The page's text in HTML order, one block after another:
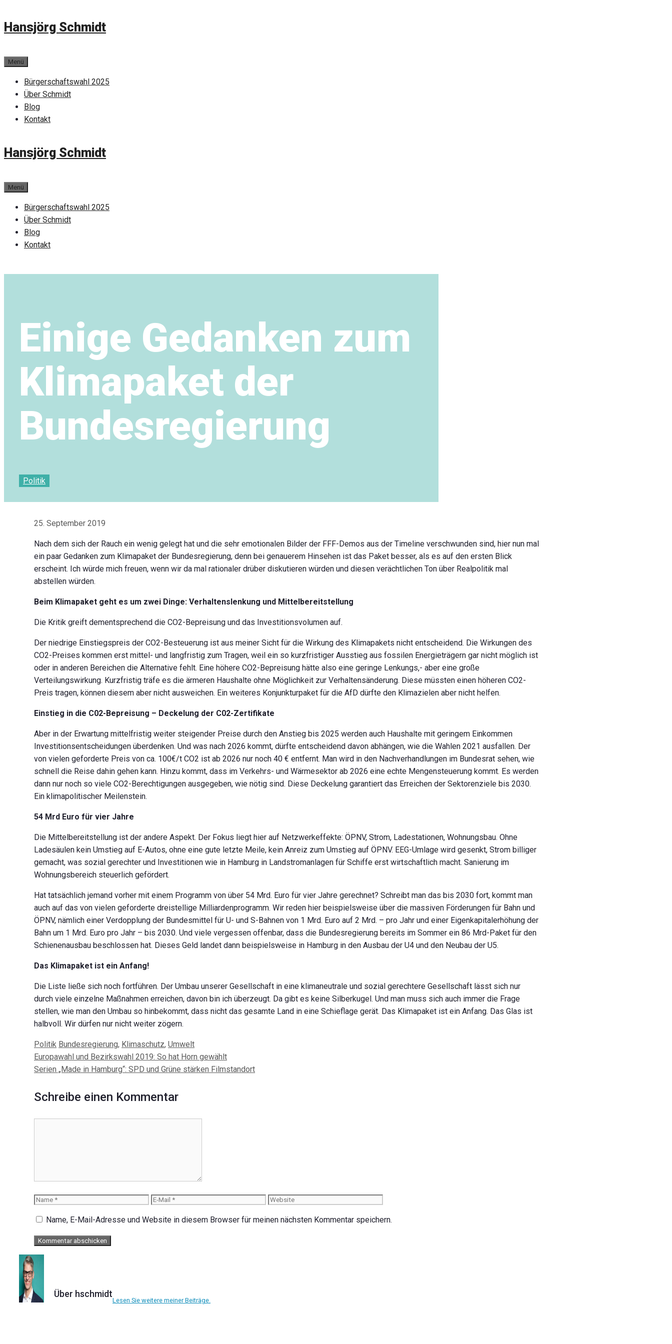
Inhalt
Hansjörg Schmidt
Menü
Bürgerschaftswahl 2025
Über Schmidt
Blog
Kontakt
Hansjörg Schmidt
Menü
Bürgerschaftswahl 2025
Über Schmidt
Blog
Kontakt
Einige Gedanken zum
Klimapaket der
Bundesregierung
Politik
25. September 2019
Nach dem sich der Rauch ein wenig gelegt hat und die sehr emotionalen Bilder der FFF-Demos aus der Timeline verschwunden sind, hier nun mal
ein paar Gedanken zum Klimapaket der Bundesregierung, denn bei genauerem Hinsehen ist das Paket besser, als es auf den ersten Blick
erscheint. Ich würde mich freuen, wenn wir da mal rationaler drüber diskutieren würden und diesen verächtlichen Ton über Realpolitik mal
abstellen würden.
Beim Klimapaket geht es um zwei Dinge: Verhaltenslenkung und Mittelbereitstellung
Die Kritik greift dementsprechend die CO2-Bepreisung und das Investitionsvolumen auf.
Der niedrige Einstiegspreis der CO2-Besteuerung ist aus meiner Sicht für die Wirkung des Klimapakets nicht entscheidend. Die Wirkungen des
CO2-Preises kommen erst mittel- und langfristig zum Tragen, weil ein so kurzfristiger Ausstieg aus fossilen Energieträgern gar nicht möglich ist
oder in anderen Bereichen die Alternative fehlt. Eine höhere CO2-Bepreisung hätte also eine geringe Lenkungs,- aber eine große
Verteilungswirkung. Kurzfristig träfe es die ärmeren Haushalte ohne Möglichkeit zur Verhaltensänderung. Diese müssten einen höheren CO2-
Preis tragen, können diesem aber nicht ausweichen. Ein weiteres Konjunkturpaket für die AfD dürfte den Klimazielen aber nicht helfen.
Einstieg in die C02-Bepreisung – Deckelung der C02-Zertifikate
Aber in der Erwartung mittelfristig weiter steigender Preise durch den Anstieg bis 2025 werden auch Haushalte mit geringem Einkommen
Investitionsentscheidungen überdenken. Und was nach 2026 kommt, dürfte entscheidend davon abhängen, wie die Wahlen 2021 ausfallen. Der
von vielen geforderte Preis von ca. 100€/t CO2 ist ab 2026 nur noch 40 € entfernt. Man wird in den Nachverhandlungen im Bundesrat sehen, wie
schnell die Reise dahin gehen kann. Hinzu kommt, dass im Verkehrs- und Wärmesektor ab 2026 eine echte Mengensteuerung kommt. Es werden
dann nur noch so viele CO2-Berechtigungen ausgegeben, wie nötig sind. Diese Deckelung garantiert das Erreichen der Sektorenziele bis 2030.
Ein klimapolitischer Meilenstein.
54 Mrd Euro für vier Jahre
Die Mittelbereitstellung ist der andere Aspekt. Der Fokus liegt hier auf Netzwerkeffekte: ÖPNV, Strom, Ladestationen, Wohnungsbau. Ohne
Ladesäulen kein Umstieg auf E-Autos, ohne eine gute letzte Meile, kein Anreiz zum Umstieg auf ÖPNV. EEG-Umlage wird gesenkt, Strom billiger
gemacht, was sozial gerechter und Investitionen wie in Hamburg in Landstromanlagen für Schiffe erst wirtschaftlich macht. Sanierung im
Wohnungsbereich steuerlich gefördert.
Hat tatsächlich jemand vorher mit einem Programm von über 54 Mrd. Euro für vier Jahre gerechnet? Schreibt man das bis 2030 fort, kommt man
auch auf das von vielen geforderte dreistellige Milliardenprogramm. Wir reden hier beispielsweise über die massiven Förderungen für Bahn und
ÖPNV, nämlich einer Verdopplung der Bundesmittel für U- und S-Bahnen von 1 Mrd. Euro auf 2 Mrd. – pro Jahr und einer Eigenkapitalerhöhung der
Bahn um 1 Mrd. Euro pro Jahr – bis 2030. Und viele vergessen offenbar, dass die Bundesregierung bereits im Sommer ein 86 Mrd-Paket für den
Schienenausbau beschlossen hat. Dieses Geld landet dann beispielsweise in Hamburg in den Ausbau der U4 und den Neubau der U5.
Das Klimapaket ist ein Anfang!
Die Liste ließe sich noch fortführen. Der Umbau unserer Gesellschaft in eine klimaneutrale und sozial gerechtere Gesellschaft lässt sich nur
durch viele einzelne Maßnahmen erreichen, davon bin ich überzeugt. Da gibt es keine Silberkugel. Und man muss sich auch immer die Frage
stellen, wie man den Umbau so hinbekommt, dass nicht das gesamte Land in eine Schieflage gerät. Das Klimapaket ist ein Anfang. Das Glas ist
halbvoll. Wir dürfen nur nicht weiter zögern.
Kategorien
Politik Schlagwörter
Bundesregierung, Klimaschutz, Umwelt
Beitrags-
Navigation
Europawahl und Bezirkswahl 2019: So hat Horn gewählt
Serien „Made in Hamburg“: SPD und Grüne stärken Filmstandort
Schreibe einen Kommentar
Name
E-
Website
Name, E-Mail-Adresse und Website in diesem Browser für meinen nächsten Kommentar speichern.
Über hschmidt
Lesen Sie weitere meiner Beiträge.